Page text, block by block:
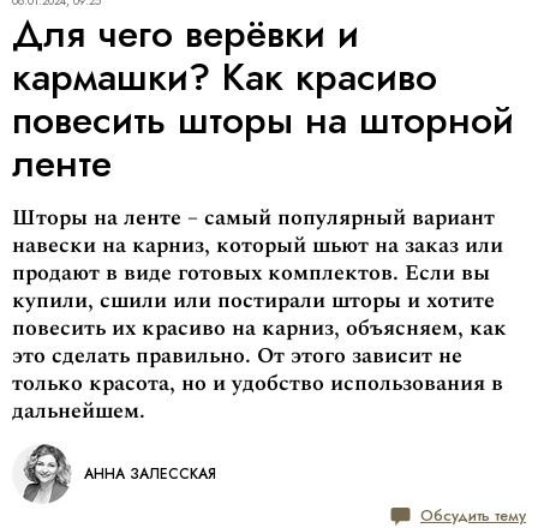
Для чего верёвки и
кармашки? Как красиво
повесить шторы на шторной
ленте
Шторы на ленте – самый популярный вариант
навески на карниз, который шьют на заказ или
продают в виде готовых комплектов. Если вы
купили, сшили или постирали шторы и хотите
повесить их красиво на карниз, объясняем, как
это сделать правильно. От этого зависит не
только красота, но и удобство использования в
дальнейшем.
АННА ЗАЛЕССКАЯ
Обсудить тему